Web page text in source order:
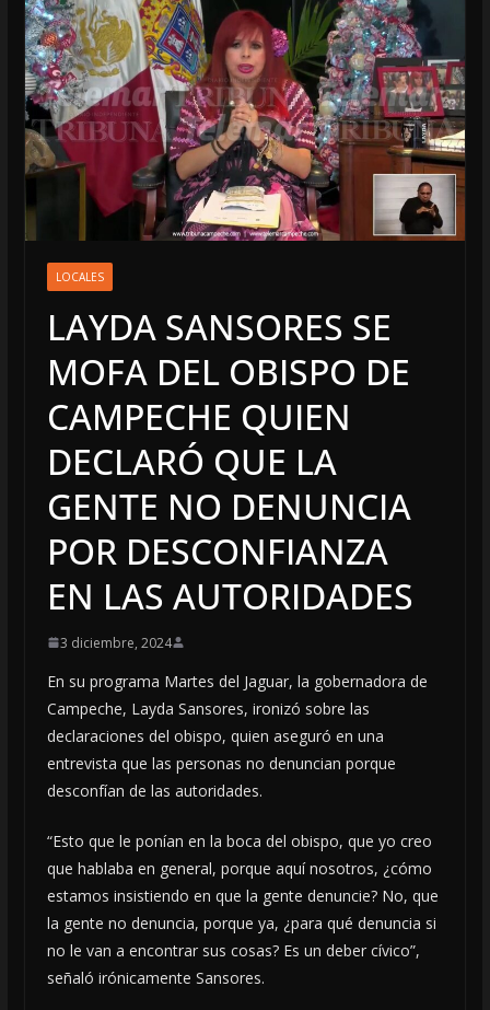
LOCALES
LAYDA SANSORES SE
MOFA DEL OBISPO DE
CAMPECHE QUIEN
DECLARÓ QUE LA
GENTE NO DENUNCIA
POR DESCONFIANZA
EN LAS AUTORIDADES
3 diciembre, 2024
En su programa Martes del Jaguar, la gobernadora de
Campeche, Layda Sansores, ironizó sobre las
declaraciones del obispo, quien aseguró en una
entrevista que las personas no denuncian porque
desconfían de las autoridades.
“Esto que le ponían en la boca del obispo, que yo creo
que hablaba en general, porque aquí nosotros, ¿cómo
estamos insistiendo en que la gente denuncie? No, que
la gente no denuncia, porque ya, ¿para qué denuncia si
no le van a encontrar sus cosas? Es un deber cívico”,
señaló irónicamente Sansores.